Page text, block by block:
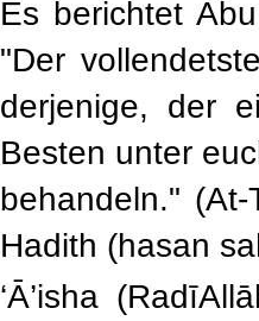
Es berichtet
"Der
derjenige, der
Besten unter
behandeln."
Hadith (hasan
‘Ā’isha